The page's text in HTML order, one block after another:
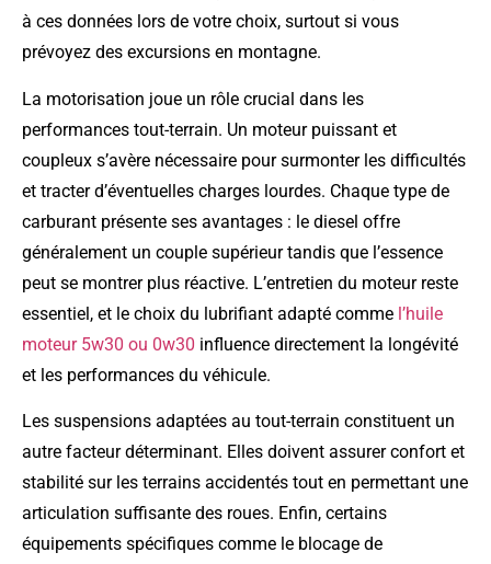
à ces données lors de votre choix, surtout si vous
prévoyez des excursions en montagne.
La motorisation joue un rôle crucial dans les
performances tout-terrain. Un moteur puissant et
coupleux s’avère nécessaire pour surmonter les difficultés
et tracter d’éventuelles charges lourdes. Chaque type de
carburant présente ses avantages : le diesel offre
généralement un couple supérieur tandis que l’essence
peut se montrer plus réactive. L’entretien du moteur reste
essentiel, et le choix du lubrifiant adapté comme l’huile
moteur 5w30 ou 0w30 influence directement la longévité
et les performances du véhicule.
Les suspensions adaptées au tout-terrain constituent un
autre facteur déterminant. Elles doivent assurer confort et
stabilité sur les terrains accidentés tout en permettant une
articulation suffisante des roues. Enfin, certains
équipements spécifiques comme le blocage de